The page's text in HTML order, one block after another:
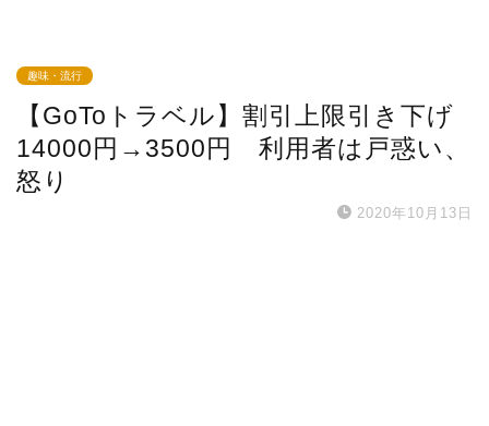
趣味・流行
【GoToトラベル】割引上限引き下げ
14000円→3500円 利用者は戸惑い、
怒り
2020年10月13日